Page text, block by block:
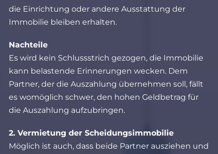
die Einrichtung oder andere Ausstattung der
Immobilie bleiben erhalten.
Nachteile
Es wird kein Schlussstrich gezogen, die Immobilie
kann belastende Erinnerungen wecken. Dem
Partner, der die Auszahlung übernehmen soll, fällt
es womöglich schwer, den hohen Geldbetrag für
die Auszahlung aufzubringen.
2. Vermietung der Scheidungsimmobilie
Möglich ist auch, dass beide Partner ausziehen und